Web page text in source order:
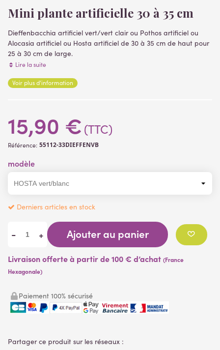
Mini plante artificielle 30 à 35 cm
Dieffenbacchia artificiel vert/vert clair ou Pothos artificiel ou
Alocasia artificiel ou Hosta artificiel de 30 à 35 cm de haut pour
25 à 30 cm de large.
Feuilles en polyester enduit. Surfaçage noir imitation terre.
photo.
Lire la suite
Voir plus d'information
15,90 € (TTC)
Référence: 55112-33DIEFFENVB
modèle
Derniers articles en stock
- + Ajouter au panier
Livraison offerte à partir de 100 € d’achat (France
Hexagonale)
Paiement 100% sécurisé